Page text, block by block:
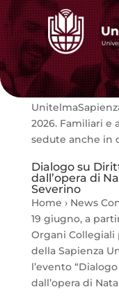
Sedute di
Home › News
lunedì 13 luglio a
terranno presso
2026. Familiari e
sedute anche in
Dialogo su
dall’opera di
Severino
Home › News
19 giugno, a
Organi Collegiali
della Sapienza
l’evento
dall’opera di